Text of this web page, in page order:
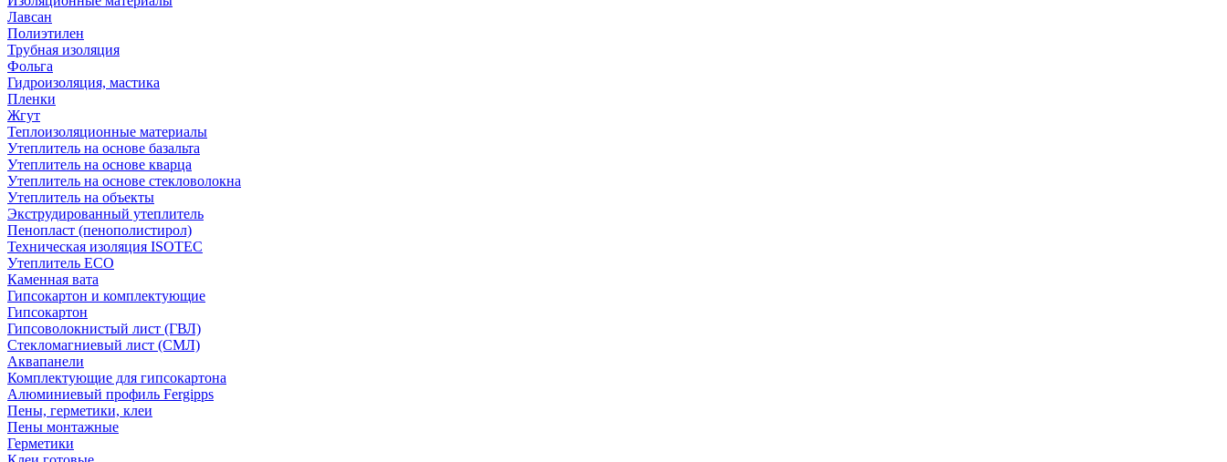
Лавсан
Полиэтилен
Трубная изоляция
Фольга
Гидроизоляция, мастика
Пленки
Жгут
Теплоизоляционные материалы
Утеплитель на основе базальта
Утеплитель на основе кварца
Утеплитель на основе стекловолокна
Утеплитель на объекты
Экструдированный утеплитель
Пенопласт (пенополистирол)
Техническая изоляция ISOTEC
Утеплитель ECO
Каменная вата
Гипсокартон и комплектующие
Гипсокартон
Гипсоволокнистый лист (ГВЛ)
Стекломагниевый лист (СМЛ)
Аквапанели
Комплектующие для гипсокартона
Алюминиевый профиль Fergipps
Пены, герметики, клеи
Пены монтажные
Герметики